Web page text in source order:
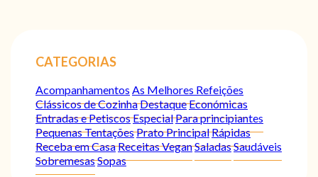
CATEGORIAS
Acompanhamentos As Melhores Refeições
Clássicos de CozinhaDestaqueEconómicas
Entradas e PetiscosEspecialPara principiantes
Pequenas TentaçõesPrato PrincipalRápidas
Receba em CasaReceitas VeganSaladasSaudáveis
SobremesasSopas